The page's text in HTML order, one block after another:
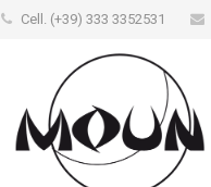
Cell. (+39) 333 3352531